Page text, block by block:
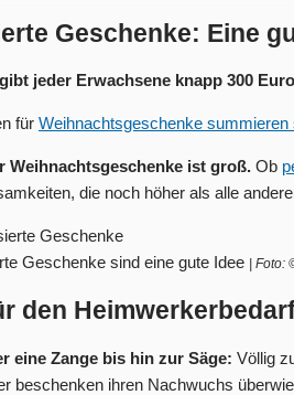
Geschenke: Eine
jeder Erwachsene knapp 300
für Weihnachtsgeschenke
Weihnachtsgeschenke ist groß. Ob
die noch höher als alle
Geschenke sind eine gute Idee |
den
eine Zange bis hin zur Säge: Völlig
beschenken ihren Nachwuchs